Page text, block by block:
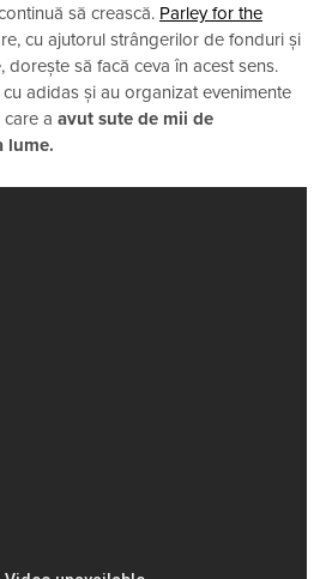
să crească. Parley for the
cu ajutorul strângerilor de fonduri și
să facă ceva în acest sens.
adidas și au organizat evenimente
care a avut sute de mii de
lume.